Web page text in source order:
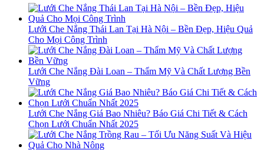
Lưới Che Nắng Thái Lan Tại Hà Nội – Bền Đẹp, Hiệu Quả
Cho Mọi Công Trình
Lưới Che Nắng Đài Loan – Thẩm Mỹ Và Chất Lượng Bền
Vững
Lưới Che Nắng Giá Bao Nhiêu? Báo Giá Chi Tiết & Cách
Chọn Lưới Chuẩn Nhất 2025